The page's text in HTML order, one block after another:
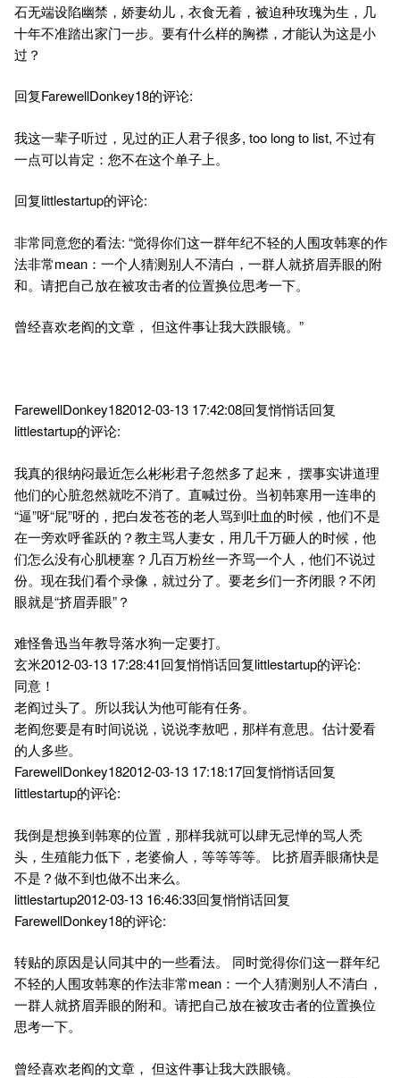
石无端设陷幽禁，娇妻幼儿，衣食无着，被迫种玫瑰为生，几
十年不准踏出家门一步。要有什么样的胸襟，才能认为这是小
过？
回复FarewellDonkey18的评论:
我这一辈子听过，见过的正人君子很多, too long to list, 不过有
一点可以肯定：您不在这个单子上。
回复littlestartup的评论:
非常同意您的看法: “觉得你们这一群年纪不轻的人围攻韩寒的作
法非常mean：一个人猜测别人不清白，一群人就挤眉弄眼的附
和。请把自己放在被攻击者的位置换位思考一下。
曾经喜欢老阎的文章， 但这件事让我大跌眼镜。”
FarewellDonkey182012-03-13 17:42:08回复悄悄话回复
littlestartup的评论:
我真的很纳闷最近怎么彬彬君子忽然多了起来， 摆事实讲道理
他们的心脏忽然就吃不消了。直喊过份。当初韩寒用一连串的
“逼”呀“屁”呀的，把白发苍苍的老人骂到吐血的时候，他们不是
在一旁欢呼雀跃的？教主骂人妻女，用几千万砸人的时候，他
们怎么没有心肌梗塞？几百万粉丝一齐骂一个人，他们不说过
份。现在我们看个录像，就过分了。要老乡们一齐闭眼？不闭
眼就是“挤眉弄眼”？
难怪鲁迅当年教导落水狗一定要打。
玄米2012-03-13 17:28:41回复悄悄话回复littlestartup的评论:
同意！
老阎过头了。所以我认为他可能有任务。
老阎您要是有时间说说，说说李敖吧，那样有意思。估计爱看
的人多些。
FarewellDonkey182012-03-13 17:18:17回复悄悄话回复
littlestartup的评论:
我倒是想换到韩寒的位置，那样我就可以肆无忌惮的骂人秃
头，生殖能力低下，老婆偷人，等等等等。 比挤眉弄眼痛快是
不是？做不到也做不出来么。
littlestartup2012-03-13 16:46:33回复悄悄话回复
FarewellDonkey18的评论:
转贴的原因是认同其中的一些看法。 同时觉得你们这一群年纪
不轻的人围攻韩寒的作法非常mean：一个人猜测别人不清白，
一群人就挤眉弄眼的附和。请把自己放在被攻击者的位置换位
思考一下。
曾经喜欢老阎的文章， 但这件事让我大跌眼镜。